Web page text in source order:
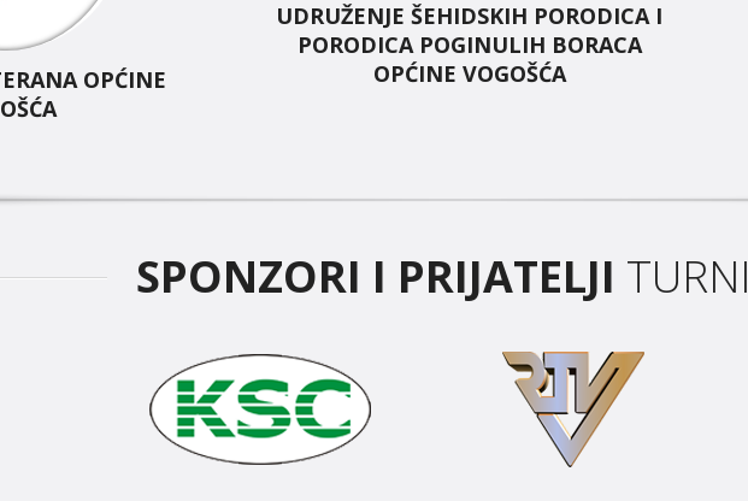
OPĆINE
UDRUŽENJE ŠEHIDSKIH PORODICA I
PORODICA POGINULIH BORACA
OPĆINE VOGOŠĆA
SPONZORI I PRIJATELJI